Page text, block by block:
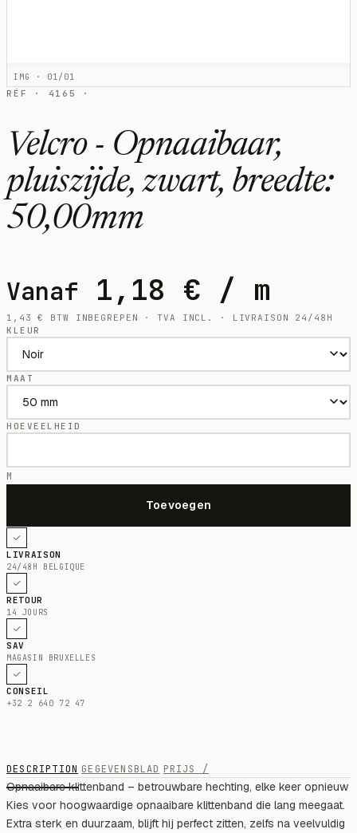
IMG · 01/01
RÉF · 4165 ·
Velcro - Opnaaibaar,
pluiszijde, zwart, breedte:
50,00mm
Vanaf 1,18 € / m
1,43€
BTW INBEGREPEN · TVA INCL. · LIVRAISON 24/48H
KLEUR
MAAT
HOEVEELHEID
M
LIVRAISON
24/48H BELGIQUE
RETOUR
14 JOURS
SAV
MAGASIN BRUXELLES
CONSEIL
+32 2 640 72 47
DESCRIPTION GEGEVENSBLAD PRIJS /
Opnaaibare klittenband – betrouwbare hechting, elke keer opnieuw
Kies voor hoogwaardige opnaaibare klittenband die lang meegaat.
Extra sterk en duurzaam, blijft hij perfect zitten, zelfs na veelvuldig